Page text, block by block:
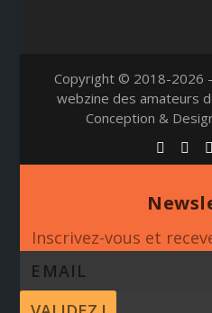
Copyright © 2018-2026
webzine des amateurs
Conception &
Inscrivez-vous et